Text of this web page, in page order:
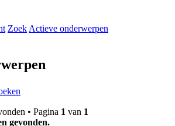
ZoekActieve onderwerpen
• Pagina 1 van 1
gevonden.